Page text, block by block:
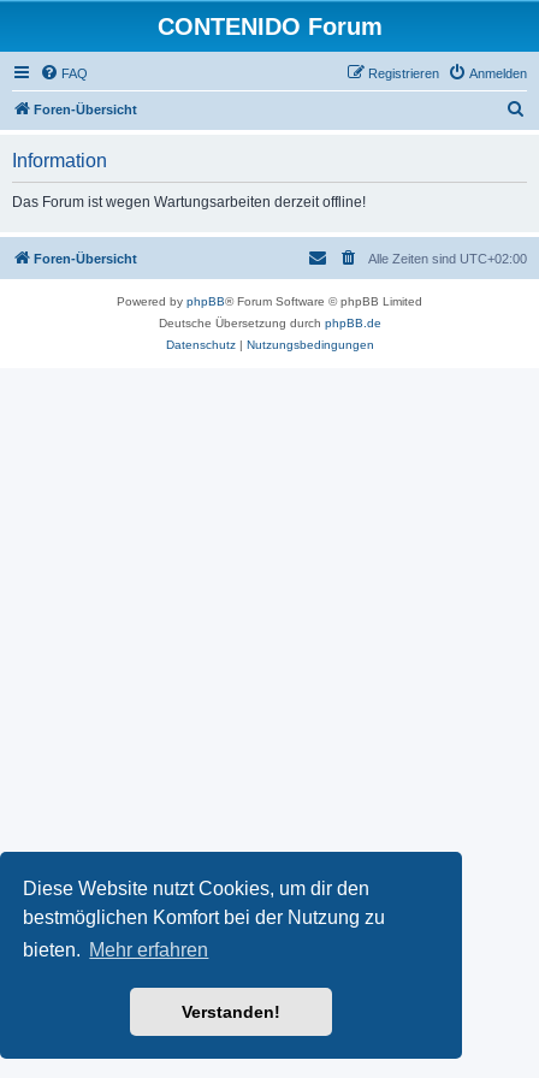
Diese Website nutzt Cookies, um dir den
bestmöglichen Komfort bei der Nutzung zu
bieten. Mehr erfahren
Verstanden!
CONTENIDO Forum
FAQ Anmelden
Registrieren
Foren-Übersicht
Information
Das Forum ist wegen Wartungsarbeiten derzeit offline!
Foren-Übersicht Alle Zeiten sind UTC+02:00
Powered by phpBB® Forum Software © phpBB Limited
Deutsche Übersetzung durch phpBB.de
Datenschutz| Nutzungsbedingungen